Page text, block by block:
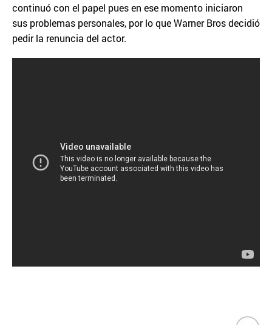
continuó con el papel pues en ese momento iniciaron
sus problemas personales, por lo que Warner Bros decidió
pedir la renuncia del actor.